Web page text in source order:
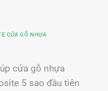
CỬA GỖ NHỰA
cửa gỗ nhựa
5 sao đầu tiên